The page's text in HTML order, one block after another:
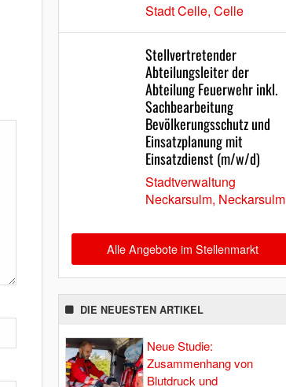
Stadt Celle, Celle
Stellvertretender
Abteilungsleiter der
Abteilung Feuerwehr inkl.
Sachbearbeitung
Bevölkerungsschutz und
Einsatzplanung mit
Einsatzdienst (m/w/d)
Stadtverwaltung
Neckarsulm, Neckarsulm
Alle Angebote im Stellenmarkt
DIE NEUESTEN ARTIKEL
Neue Studie:
Zusammenhang von
Blutdruck und